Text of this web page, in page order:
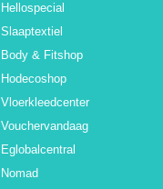
Hellospecial
Slaaptextiel
Body & Fitshop
Hodecoshop
Vloerkleedcenter
Vouchervandaag
Eglobalcentral
Nomad